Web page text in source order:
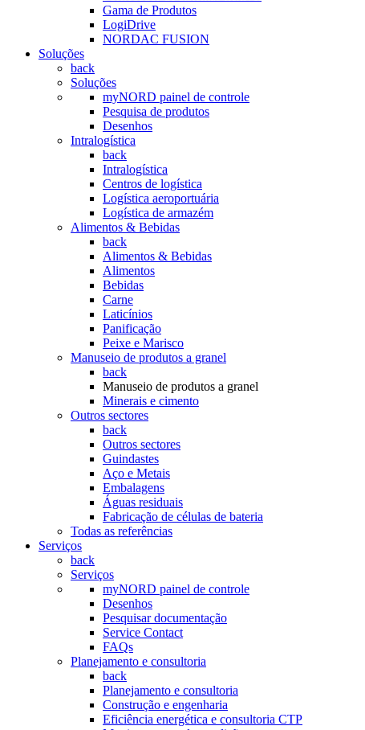
Gama de Produtos
LogiDrive
NORDAC FUSION
Soluções
back
Soluções
myNORD painel de controle
Pesquisa de produtos
Desenhos
Intralogística
back
Intralogística
Centros de logística
Logística aeroportuária
Logística de armazém
Alimentos & Bebidas
back
Alimentos & Bebidas
Alimentos
Bebidas
Carne
Laticínios
Panificação
Peixe e Marisco
Manuseio de produtos a granel
back
Manuseio de produtos a granel
Minerais e cimento
Outros sectores
back
Outros sectores
Guindastes
Aço e Metais
Embalagens
Águas residuais
Fabricação de células de bateria
Todas as referências
Serviços
back
Serviços
myNORD painel de controle
Desenhos
Pesquisar documentação
Service Contact
FAQs
Planejamento e consultoria
back
Planejamento e consultoria
Construção e engenharia
Eficiência energética e consultoria CTP